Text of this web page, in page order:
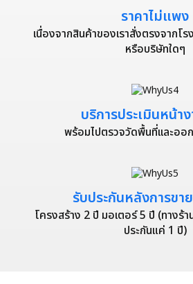
ราคาไม่แพง
เนื่องจากสินค้าของเราสั่งตรงจากโร
หรือบริษัทใดๆ
บริการประเมินหน้า
พร้อมไปตรวจวัดพื้นที่เเละออ
รับประกันหลังการขา
โครงสร้าง 2 ปี มอเตอร์ 5 ปี (ทางร้
ประกันแค่ 1 ปี)